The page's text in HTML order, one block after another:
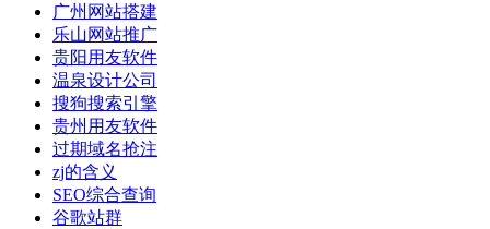
广州网站搭建
乐山网站推广
贵阳用友软件
温泉设计公司
搜狗搜索引擎
贵州用友软件
过期域名抢注
zj的含义
SEO综合查询
谷歌站群